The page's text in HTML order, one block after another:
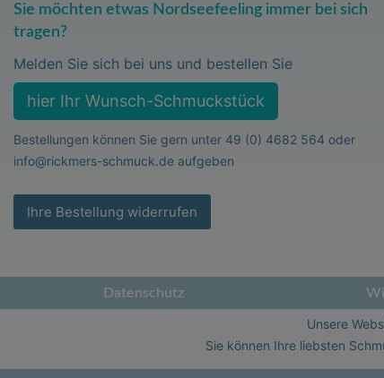
Sie möchten etwas Nordseefeeling immer bei sich
tragen?
Melden Sie sich bei uns und bestellen Sie
hier Ihr Wunsch-Schmuckstück
Bestellungen können Sie gern unter 49 (0) 4682 564 oder
info@rickmers-schmuck.de aufgeben
Ihre Bestellung widerrufen
Datenschutz
Unsere
Sie können Ihre liebsten